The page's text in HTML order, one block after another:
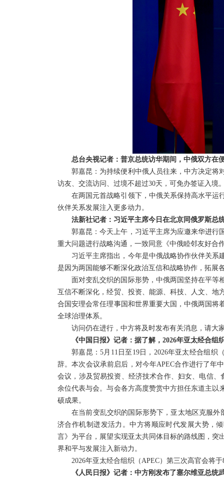
总台央视记者：普京总统访华期间，中俄双方在
郭嘉昆：为持续便利中俄人员往来，中方决定将
访友、交流访问、过境不超过30天，可免办签证入境
在两国元首战略引领下，中俄关系保持高水平运
伙伴关系发展注入更多动力。
法新社记者：习近平主席今日在北京同俄罗斯总
郭嘉昆：今天上午，习近平主席为应邀来华进行
重大问题进行战略沟通，一致同意《中俄睦邻友好合
习近平主席指出，今年是中俄战略协作伙伴关系
是因为两国能够不断深化政治互信和战略协作，拓展
面对变乱交织的国际形势，中俄两国坚持在平
互信不断深化，经贸、投资、能源、科技、人文、
合国安理会常任理事国和世界重要大国，中俄两国
全球治理体系。
访问仍在进行，中方将及时发布有关消息，请大
《中国日报》记者：据了解，2026年亚太经合
郭嘉昆：5月11日至19日，2026年亚太经合组
辞。本次会议承前启后，对今年APEC合作进行了年
会议，涉及贸易投资、经济技术合作、妇女、电信
余位代表与会。与会各方高度赞赏中方担任东道主以
硕成果。
在当前变乱交织的国际形势下，亚太地区克服
济合作机制迸发活力。中方将顺应时代发展大势，
言》为平台，展望实现亚太共同体目标的路线图，
界和平与发展注入新动力。
2026年亚太经合组织（APEC）第三次高官会将
《人民日报》记者：中方刚发布了塞尔维亚总